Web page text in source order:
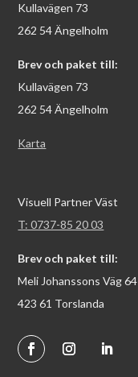
Kullavägen 73
262 54 Ängelholm
Brev och paket till:
Kullavägen 73
262 54 Ängelholm
Karta
Visuell Partner Väst
T: 0737-85 20 03
Brev och paket till:
Meli Johanssons Väg 64
423 61 Torslanda